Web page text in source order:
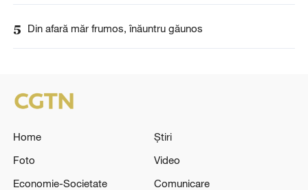
5 Din afară măr frumos, înăuntru găunos
Home
Știri
Foto
Video
Economie-Societate
Comunicare